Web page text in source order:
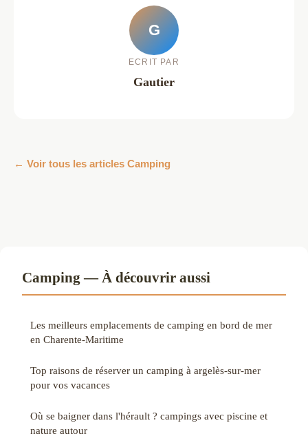
G
ECRIT PAR
Gautier
← Voir tous les articles Camping
Camping — À découvrir aussi
Les meilleurs emplacements de camping en bord de mer
en Charente-Maritime
Top raisons de réserver un camping à argelès-sur-mer
pour vos vacances
Où se baigner dans l'hérault ? campings avec piscine et
nature autour